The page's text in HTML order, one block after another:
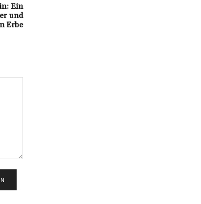
Ein
und
Erbe